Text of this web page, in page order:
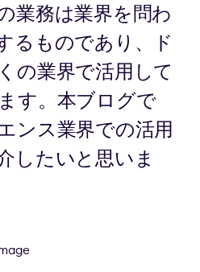
業務は業界を問わ
るものであり、ド
の業界で活用して
す。本ブログで
ンス業界での活用
したいと思いま